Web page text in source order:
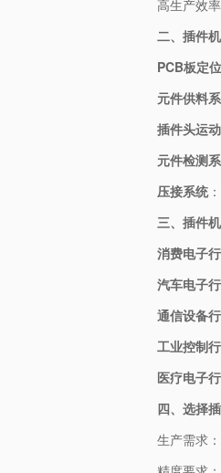
高生产效
二、插件
PCB板定
元件供料
插件头运
元件检测
压接系统
三、插件
消费电子
汽车电子
通信设备
工业控制
医疗电子
四、选择
生产需求